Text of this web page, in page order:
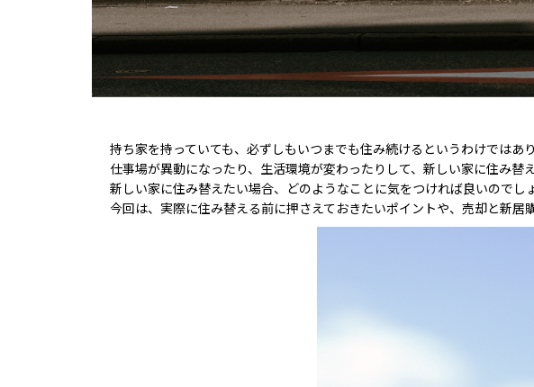
持ち家を持っていても、必ずしもいつまでも住み続けるというわけではあり
仕事場が異動になったり、生活環境が変わったりして、新しい家に住み替
新しい家に住み替えたい場合、どのようなことに気をつければ良いのでし
今回は、実際に住み替える前に押さえておきたいポイントや、売却と新居